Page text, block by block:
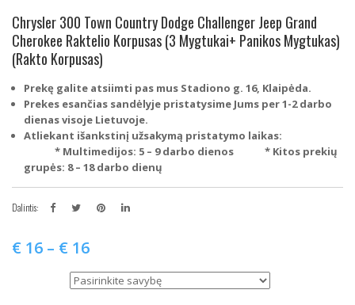
Chrysler 300 Town Country Dodge Challenger Jeep Grand
Cherokee Raktelio Korpusas (3 Mygtukai+ Panikos Mygtukas)
(Rakto Korpusas)
Prekę galite atsiimti pas mus Stadiono g. 16, Klaipėda.
Prekes esančias sandėlyje pristatysime Jums per 1-2 darbo
dienas visoje Lietuvoje.
Atliekant išankstinį užsakymą pristatymo laikas:
* Multimedijos: 5 – 9 darbo dienos * Kitos prekių
grupės: 8 – 18 darbo dienų
Dalintis:
€ 16 – € 16